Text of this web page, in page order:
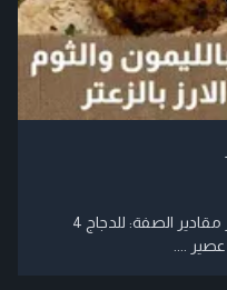
الدجاج بالليمون والثوم مع الارز بالزعتر مقادير الصفة: للدجاج 4